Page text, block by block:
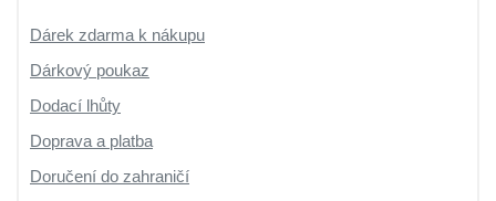
Dárek zdarma k nákupu
Dárkový poukaz
Dodací lhůty
Doprava a platba
Doručení do zahraničí